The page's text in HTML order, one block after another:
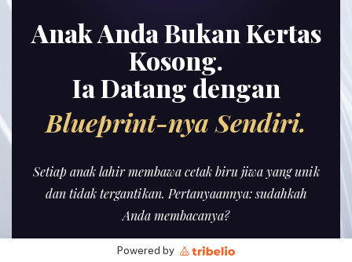
Anak Anda Bukan Kertas
Kosong.
Ia Datang dengan
Blueprint-nya Sendiri.
Setiap anak lahir membawa cetak biru jiwa yang unik
dan tidak tergantikan. Pertanyaannya: sudahkah
Anda membacanya?
Powered by